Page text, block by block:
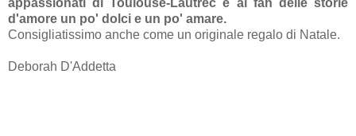
d'amore un po' dolci e un po' amare.
Consigliatissimo anche come un originale regalo di Natale.
Deborah D'Addetta